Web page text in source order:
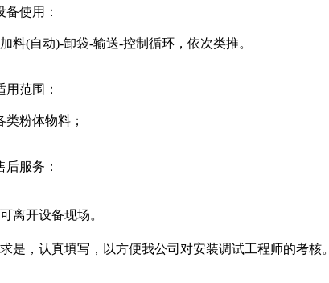
使用：
料(自动)-卸袋-输送-控制循环，依次类推。
范围：
粉体物料；
服务：
离开设备现场。
，认真填写，以方便我公司对安装调试工程师的考核。